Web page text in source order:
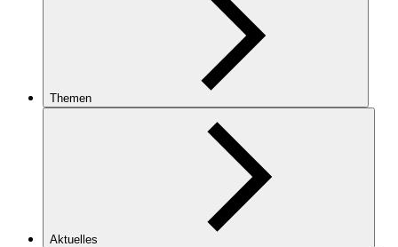
Themen
Aktuelles